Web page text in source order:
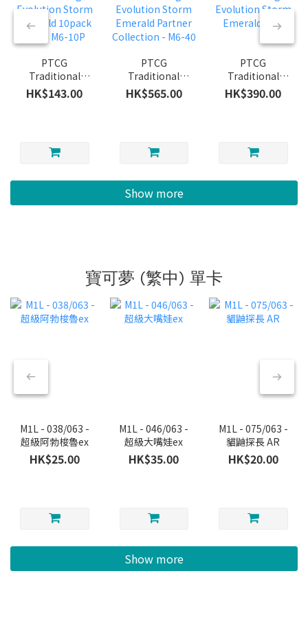
PTCG
Traditional
Chinese: Mega
Evolution
HK$143.00
PTCG
Traditional
Chinese: Mega
Evolution
40
HK$565.00
PTCG
Traditional
Chinese: Mega
Evolution
HK$390.00
Show more
寶可夢 (繁中) 單卡
M1L - 038/063 -
超級阿勃梭魯ex
HK$25.00
M1L - 046/063 -
超級大嘴娃ex
HK$35.00
M1L - 075/063 -
貓鼬探長 AR
HK$20.00
Show more